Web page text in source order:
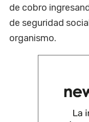
de cobro
de seguridad
organismo.